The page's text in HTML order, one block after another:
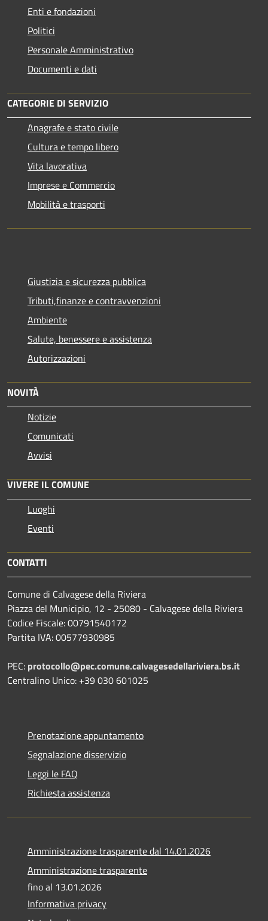
Enti e fondazioni
Politici
Personale Amministrativo
Documenti e dati
CATEGORIE DI SERVIZIO
Anagrafe e stato civile
Cultura e tempo libero
Vita lavorativa
Imprese e Commercio
Mobilità e trasporti
Giustizia e sicurezza pubblica
Tributi,finanze e contravvenzioni
Ambiente
Salute, benessere e assistenza
Autorizzazioni
NOVITÀ
Notizie
Comunicati
Avvisi
VIVERE IL COMUNE
Luoghi
Eventi
CONTATTI
Comune di Calvagese della Riviera
Piazza del Municipio, 12 - 25080 - Calvagese della Riviera
Codice Fiscale: 00791540172
Partita IVA: 00577930985
PEC: protocollo@pec.comune.calvagesedellariviera.bs.it
Centralino Unico: +39 030 601025
Prenotazione appuntamento
Segnalazione disservizio
Leggi le FAQ
Richiesta assistenza
Amministrazione trasparente dal 14.01.2026
Amministrazione trasparente
fino al 13.01.2026
Informativa privacy